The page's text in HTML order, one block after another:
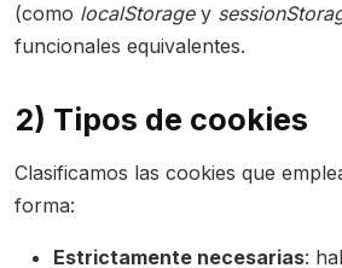
(como localStoragey
funcionales equivalentes.
2) Tipos de cookies
Clasificamos las cookies que
forma:
Estrictamente necesarias: